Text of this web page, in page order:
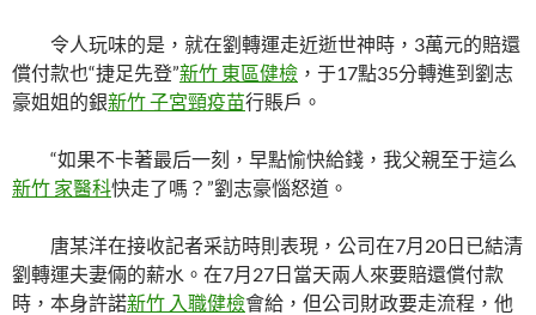
令人玩味的是，就在劉轉運走近逝世神時，3萬元的賠還
償付款也“捷足先登”新竹 東區健檢 ，于17點35分轉進到劉志
豪姐姐的銀新竹 子宮頸疫苗行賬戶。
“如果不卡著最后一刻，早點愉快給錢，我父親至于這么
新竹 家醫科快走了嗎？”劉志豪惱怒道。
唐某洋在接收記者采訪時則表現，公司在7月20日已結清
劉轉運夫妻倆的薪水。在7月27日當天兩人來要賠還償付款
時，本身許諾新竹 入職健檢會給，但公司財政要走流程，他